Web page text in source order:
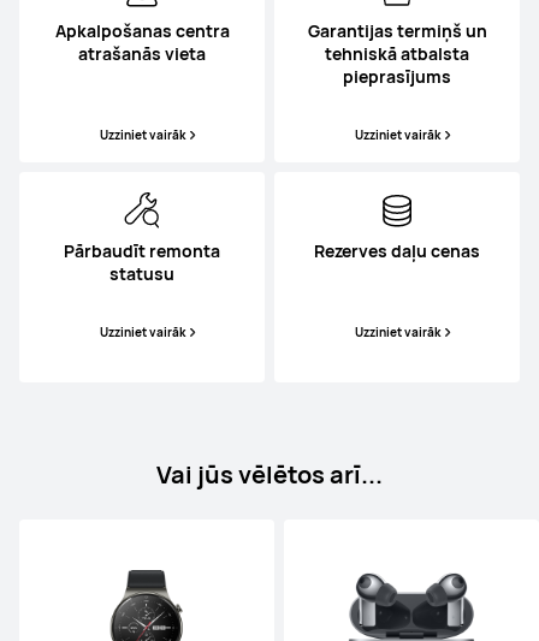
Apkalpošanas centra
atrašanās vieta
Uzziniet vairāk
Garantijas termiņš un
tehniskā atbalsta
pieprasījums
Uzziniet vairāk
Pārbaudīt remonta
statusu
Uzziniet vairāk
Rezerves daļu cenas
Uzziniet vairāk
Vai jūs vēlētos arī...